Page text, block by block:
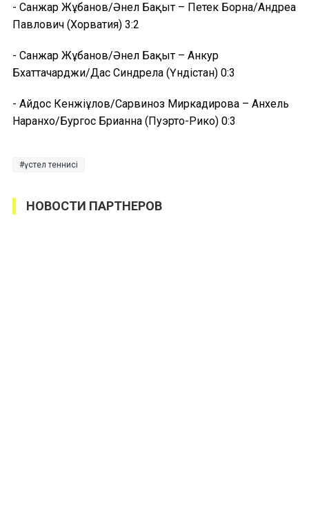
- Санжар Жұбанов/Әнел Бақыт – Петек Борна/Андреа
Павлович (Хорватия) 3:2
- Санжар Жұбанов/Әнел Бақыт – Анкур
Бхаттачарджи/Дас Синдрела (Үндістан) 0:3
- Айдос Кенжіғұлов/Сарвиноз Миркадирова – Анхель
Наранхо/Бургос Брианна (Пуэрто-Рико) 0:3
үстел теннисі
НОВОСТИ ПАРТНЕРОВ